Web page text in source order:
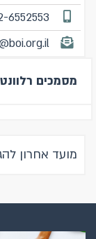
6552553
מסמכים
מועד אחרון להגשה: 01/